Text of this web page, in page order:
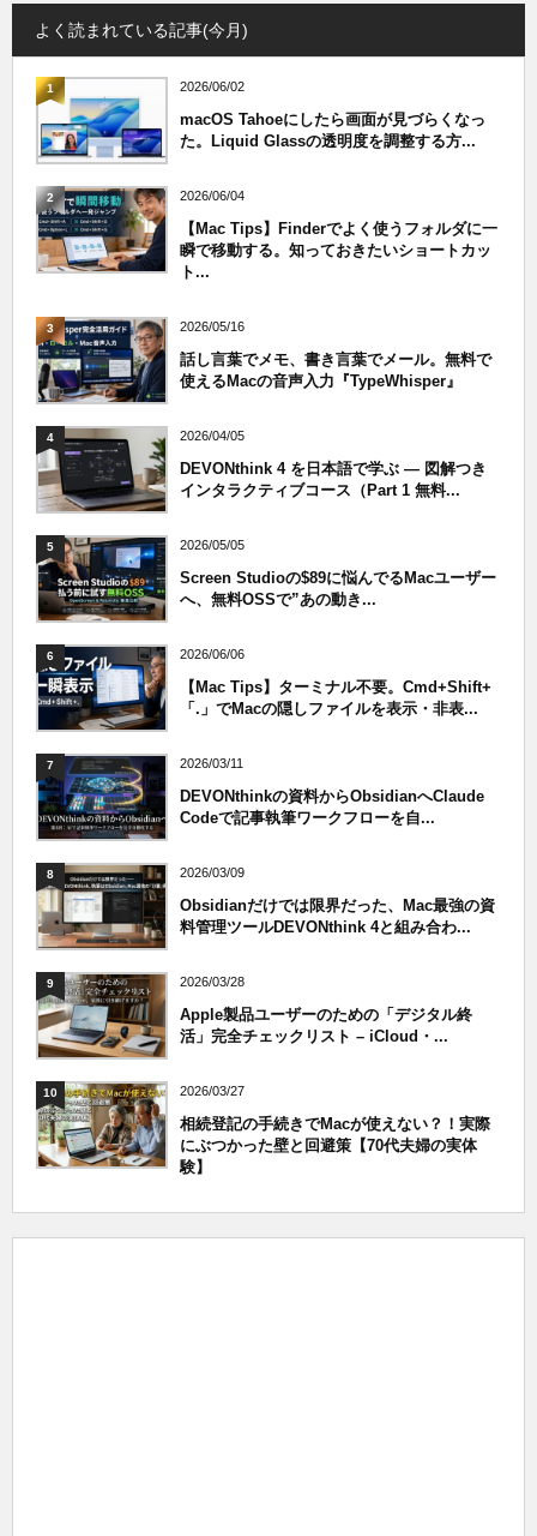
よく読まれている記事(今月)
1 2026/06/02
macOS Tahoeにしたら画面が見づらくなっ
た。Liquid Glassの透明度を調整する方...
2 2026/06/04
【Mac Tips】Finderでよく使うフォルダに一
瞬で移動する。知っておきたいショートカッ
ト...
3 2026/05/16
話し言葉でメモ、書き言葉でメール。無料で
使えるMacの音声入力『TypeWhisper』
4 2026/04/05
DEVONthink 4 を日本語で学ぶ — 図解つき
インタラクティブコース（Part 1 無料...
5 2026/05/05
Screen Studioの$89に悩んでるMacユーザー
へ、無料OSSで”あの動き...
6 2026/06/06
【Mac Tips】ターミナル不要。Cmd+Shift+
「.」でMacの隠しファイルを表示・非表...
7 2026/03/11
DEVONthinkの資料からObsidianへClaude
Codeで記事執筆ワークフローを自...
8 2026/03/09
Obsidianだけでは限界だった、Mac最強の資
料管理ツールDEVONthink 4と組み合わ...
9 2026/03/28
Apple製品ユーザーのための「デジタル終
活」完全チェックリスト – iCloud・...
10 2026/03/27
相続登記の手続きでMacが使えない？！実際
にぶつかった壁と回避策【70代夫婦の実体
験】